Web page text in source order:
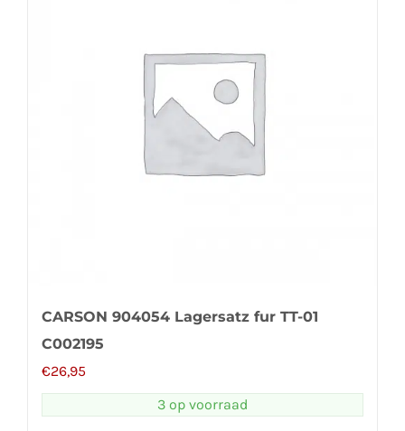
CARSON 904054 Lagersatz fur TT-01
C002195
€26,95
3 op voorraad